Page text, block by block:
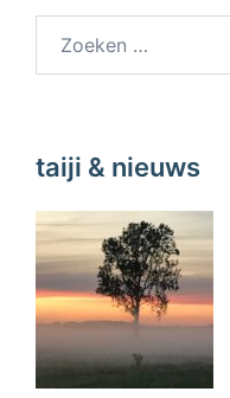
taiji & nieuws